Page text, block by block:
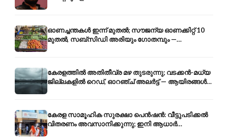
ഓണച്ചന്തകൾ ഇന്ന് മുതൽ; സൗജന്യ ഓണക്കിറ്റ് 10
മുതൽ, സബ്സിഡി അരിയും ഗോതമ്പും —
വിലക്കയറ്റത്തിന് കടിഞ്ഞാൺ
കേരളത്തിൽ അതിതീവ്ര മഴ തുടരുന്നു; വടക്കൻ-മധ്യ
ജില്ലകളിൽ റെഡ്, ഓറഞ്ച് അലർട്ട് — ആയിരങ്ങൾ
ക്യാമ്പുകളിൽ
കേരള സാമൂഹിക സുരക്ഷാ പെൻഷൻ: വീട്ടുപടിക്കൽ
വിതരണം അവസാനിക്കുന്നു; ഇനി ആധാർ
അക്കൗണ്ടിൽ നേരിട്ട്